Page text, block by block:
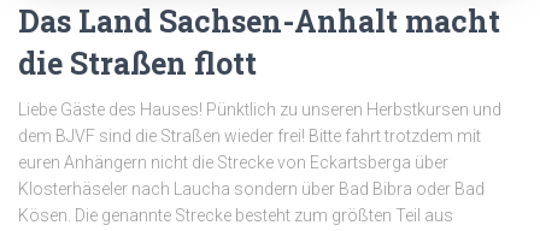
Das Land Sachsen-Anhalt macht
die Straßen flott
Liebe Gäste des Hauses! Pünktlich zu unseren Herbstkursen und
dem BJVF sind die Straßen wieder frei! Bitte fahrt trotzdem mit
euren Anhängern nicht die Strecke von Eckartsberga über
Klosterhäseler nach Laucha sondern über Bad Bibra oder Bad
Kösen. Die genannte Strecke besteht zum größten Teil aus